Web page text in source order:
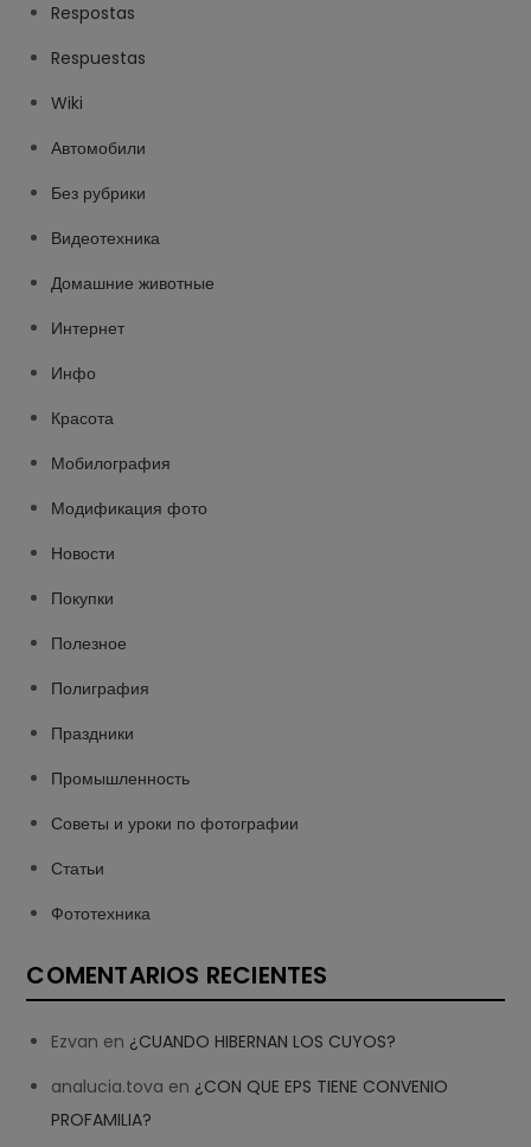
Respostas
Respuestas
Wiki
Автомобили
Без рубрики
Видеотехника
Домашние животные
Интернет
Инфо
Красота
Мобилография
Модификация фото
Новости
Покупки
Полезное
Полиграфия
Праздники
Промышленность
Советы и уроки по фотографии
Статьи
Фототехника
COMENTARIOS RECIENTES
Ezvan en ¿CUANDO HIBERNAN LOS CUYOS?
analucia.tova en ¿CON QUE EPS TIENE CONVENIO
PROFAMILIA?